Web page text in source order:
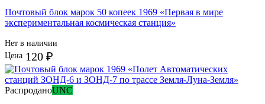
Почтовый блок марок 50 копеек 1969 «Первая в мире
экспериментальная космическая станция»
Нет в наличии
Цена 120 ₽
РаспроданоUNC